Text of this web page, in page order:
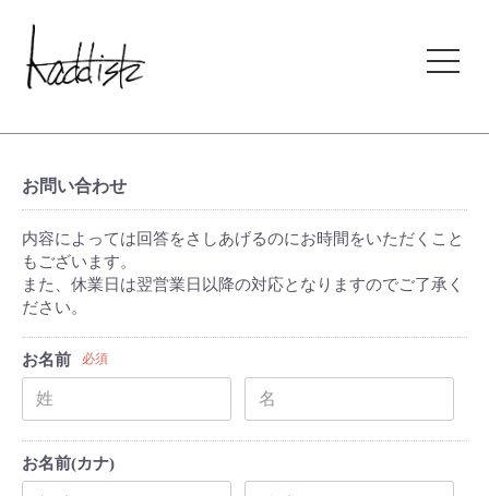
kaddish development store
お問い合わせ
内容によっては回答をさしあげるのにお時間をいただくこと
もございます。
また、休業日は翌営業日以降の対応となりますのでご了承く
ださい。
お名前 必須
お名前(カナ)